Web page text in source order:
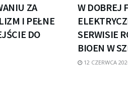
ZA
I PEŁNE
DO
W DOBREJ
SERWISIE
BIOEN W
12 CZERWCA